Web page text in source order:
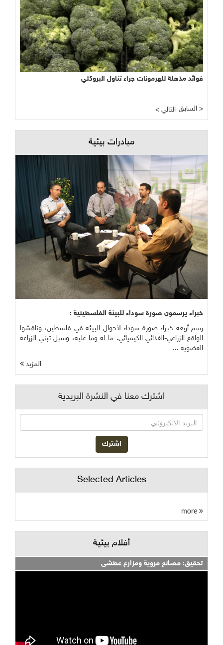
فوائد مذهلة للهرمونات جراء تناول البروكلي
< التالي السابق >
مبادرات بيئية
خبراء يرسمون صورة سوداء للبيئة الفلسطينية :
رسم أربعة خبراء صورة سوداء لأحوال البيئة في فلسطين، وناقشوا
الواقع الزراعي-الغذائي الكيميائي: ما له وما عليه، وسبل تبني الزراعة
العضوية ...
المزيد
اشترك معنا في النشرة البريدية
Selected Articles
أفلام بيئية
تحقيق: مصانع مروية ومزارع عطشى